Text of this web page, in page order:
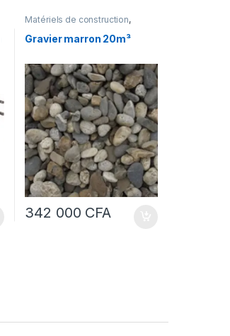
Matériels de construction,
Gravier marron 20m³
342 000 CFA